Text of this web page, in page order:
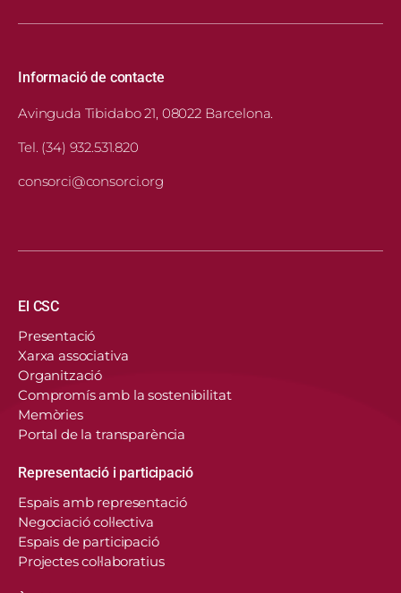
Informació de contacte
Avinguda Tibidabo 21, 08022 Barcelona.
Tel. (34) 932.531.820
consorci@consorci.org
Navegació principal
El CSC
Presentació
Xarxa associativa
Organització
Compromís amb la sostenibilitat
Memòries
Portal de la transparència
Representació i participació
Espais amb representació
Negociació col·lectiva
Espais de participació
Projectes col·laboratius